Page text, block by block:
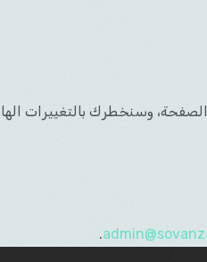
وسنخطرك بالتغييرات الهامة
.